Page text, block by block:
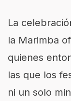
La
la Marimba
quienes
las que los
ni un solo